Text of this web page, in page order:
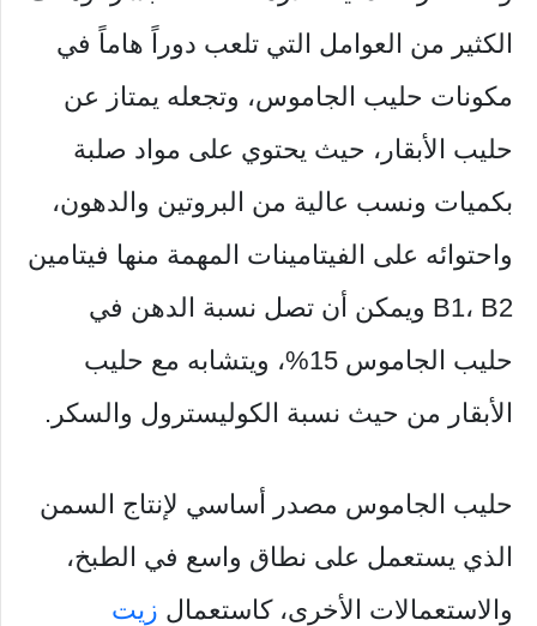
الكثير من العوامل التي تلعب دوراً هاماً في
مكونات حليب الجاموس، وتجعله يمتاز عن
حليب الأبقار، حيث يحتوي على مواد صلبة
بكميات ونسب عالية من البروتين والدهون،
واحتوائه على الفيتامينات المهمة منها فيتامين
B1، B2 ويمكن أن تصل نسبة الدهن في
حليب الجاموس 15%، ويتشابه مع حليب
الأبقار من حيث نسبة الكوليسترول والسكر.
حليب الجاموس مصدر أساسي لإنتاج السمن
الذي يستعمل على نطاق واسع في الطبخ،
والاستعمالات الأخرى، كاستعمال زيت